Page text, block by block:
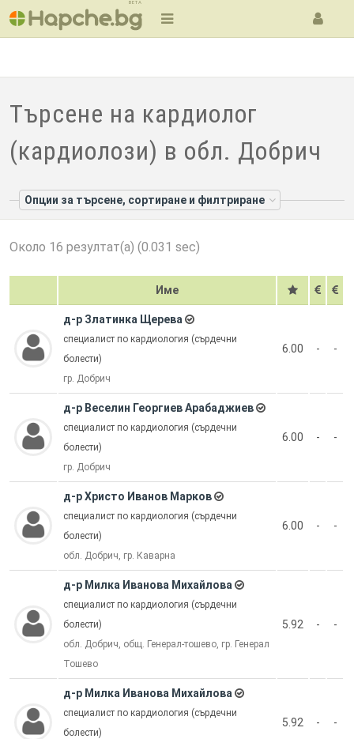
BETA
Търсене на кардиолог
(кардиолози) в обл. Добрич
Опции за търсене, сортиране и филтриране
Около 16 резултат(а) (0.031 sec)
Име
д-р Златинка Щерева
специалист по кардиология (сърдечни
болести)
гр. Добрич
6.00 - -
д-р Веселин Георгиев Арабаджиев
специалист по кардиология (сърдечни
болести)
гр. Добрич
6.00 - -
д-р Христо Иванов Марков
специалист по кардиология (сърдечни
болести)
обл. Добрич, гр. Каварна
6.00 - -
д-р Милка Иванова Михайлова
специалист по кардиология (сърдечни
болести)
обл. Добрич, общ. Генерал-тошево, гр. Генерал
Тошево
5.92 - -
д-р Милка Иванова Михайлова
специалист по кардиология (сърдечни
болести)
5.92 - -